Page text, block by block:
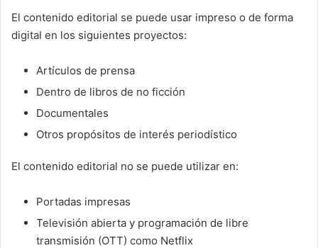
El contenido editorial se puede usar impreso o de forma
digital en los siguientes proyectos:
Artículos de prensa
Dentro de libros de no ficción
Documentales
Otros propósitos de interés periodístico
El contenido editorial no se puede utilizar en:
Portadas impresas
Televisión abierta y programación de libre
transmisión (OTT) como Netflix